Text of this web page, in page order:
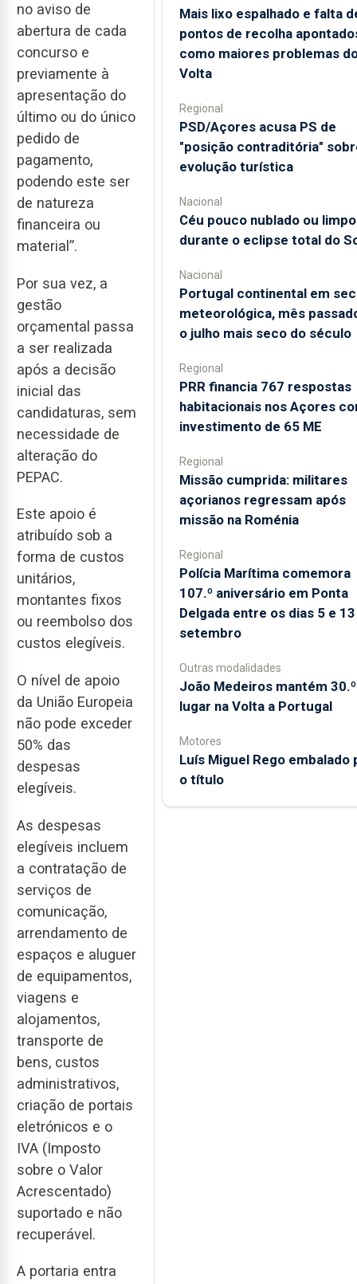
no aviso de
abertura de cada
concurso e
previamente à
apresentação do
último ou do único
pedido de
pagamento,
podendo este ser
de natureza
financeira ou
material”.
Por sua vez, a
gestão
orçamental passa
a ser realizada
após a decisão
inicial das
candidaturas, sem
necessidade de
alteração do
PEPAC.
Este apoio é
atribuído sob a
forma de custos
unitários,
montantes fixos
ou reembolso dos
custos elegíveis.
O nível de apoio
da União Europeia
não pode exceder
50% das
despesas
elegíveis.
As despesas
elegíveis incluem
a contratação de
serviços de
comunicação,
arrendamento de
espaços e aluguer
de equipamentos,
viagens e
alojamentos,
transporte de
bens, custos
administrativos,
criação de portais
eletrónicos e o
IVA (Imposto
sobre o Valor
Acrescentado)
suportado e não
recuperável.
A portaria entra
Mais lixo espalhado e falta
pontos de recolha
como maiores problemas
Volta
Regional
PSD/Açores acusa PS de
"posição contraditória"
evolução turística
Nacional
Céu pouco nublado ou limpo
durante o eclipse total do
Nacional
Portugal continental em
meteorológica, mês
o julho mais seco do século
Regional
PRR financia 767 respostas
habitacionais nos Açores
investimento de 65 ME
Regional
Missão cumprida: militares
açorianos regressam após
missão na Roménia
Regional
Polícia Marítima comemora
107.º aniversário em Ponta
Delgada entre os dias 5 e
setembro
Outras modalidades
João Medeiros mantém 30.º
lugar na Volta a Portugal
Motores
Luís Miguel Rego embalado
o título